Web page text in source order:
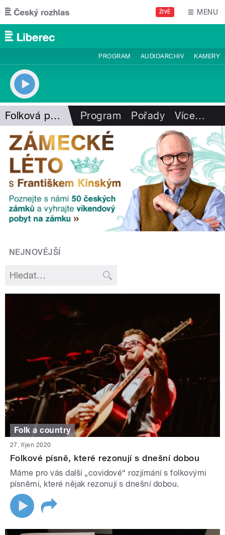
Přejít k hlavnímu obsahu
ŽIVĚ MENU
PROGRAM AUDIOARCHIV KAMERY
Folková pohlazení Program Pořady Více…
NEJNOVĚJŠÍ
Folk a country
27. říjen 2020
Folkové písně, které rezonují s dnešní dobou
Máme pro vás další „covidové“ rozjímání s folkovými
písněmi, které nějak rezonují s dnešní dobou.